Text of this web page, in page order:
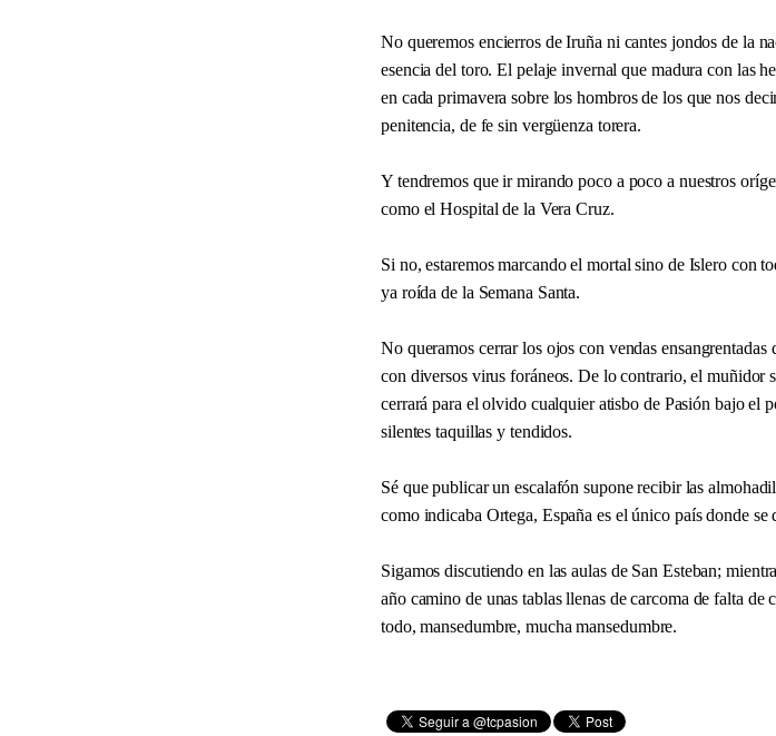
No queremos encierros de Iruña ni cantes jondos de la
esencia del toro. El pelaje invernal que madura con las
en cada primavera sobre los hombros de los que nos
penitencia, de fe sin vergüenza torera.
Y tendremos que ir mirando poco a poco a nuestros
como el Hospital de la Vera Cruz.
Si no, estaremos marcando el mortal sino de Islero con
ya roída de la Semana Santa.
No queramos cerrar los ojos con vendas
con diversos virus foráneos. De lo contrario, el muñidor
cerrará para el olvido cualquier atisbo de Pasión bajo el
silentes taquillas y tendidos.
Sé que publicar un escalafón supone recibir las
como indicaba Ortega, España es el único país donde se
Sigamos discutiendo en las aulas de San Esteban;
año camino de unas tablas llenas de carcoma de falta
todo, mansedumbre, mucha mansedumbre.